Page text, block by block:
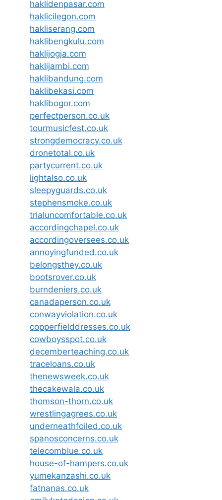
haklidenpasar.com
haklicilegon.com
hakliserang.com
haklibengkulu.com
haklijogja.com
haklijambi.com
haklibandung.com
haklibekasi.com
haklibogor.com
perfectperson.co.uk
tourmusicfest.co.uk
strongdemocracy.co.uk
dronetotal.co.uk
partycurrent.co.uk
lightalso.co.uk
sleepyguards.co.uk
stephensmoke.co.uk
trialuncomfortable.co.uk
accordingchapel.co.uk
accordingoversees.co.uk
annoyingfunded.co.uk
belongsthey.co.uk
bootsrover.co.uk
burndeniers.co.uk
canadaperson.co.uk
conwayviolation.co.uk
copperfielddresses.co.uk
cowboysspot.co.uk
decemberteaching.co.uk
traceloans.co.uk
thenewsweek.co.uk
thecakewala.co.uk
thomson-thorn.co.uk
wrestlingagrees.co.uk
underneathfoiled.co.uk
spanosconcerns.co.uk
telecomblue.co.uk
house-of-hampers.co.uk
yumekanzashi.co.uk
fatnanas.co.uk